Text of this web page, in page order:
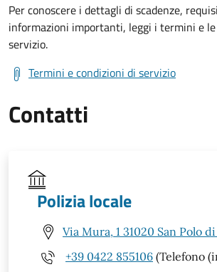
Per conoscere i dettagli di scadenze,
informazioni importanti, leggi i termini e
servizio.
Termini e condizioni di servizio
Contatti
Polizia locale
Via Mura, 1 31020 San Polo
+39 0422 855106 (Telefono